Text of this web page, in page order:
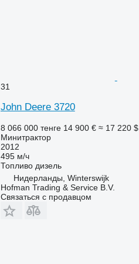
31
John Deere 3720
8 066 000 тенге 14 900 € ≈ 17 220 $
Минитрактор
2012
495 м/ч
Топливо дизель
Нидерланды, Winterswijk
Hofman Trading & Service B.V.
Связаться с продавцом